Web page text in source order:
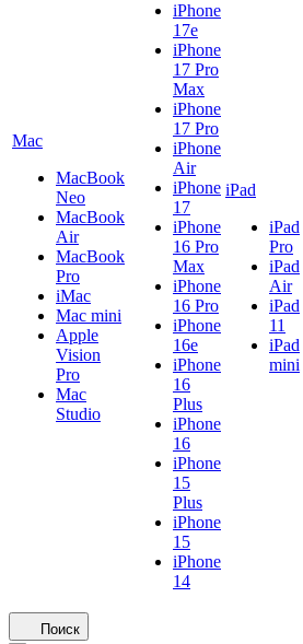
Mac
MacBook
Neo
MacBook
Air
MacBook
Pro
iMac
Mac mini
Apple
Vision
Pro
Mac
Studio
iPhone
17e
iPhone
17 Pro
Max
iPhone
17 Pro
iPhone
Air
iPhone
17
iPhone
16 Pro
Max
iPhone
16 Pro
iPhone
16e
iPhone
16
Plus
iPhone
16
iPhone
15
Plus
iPhone
15
iPhone
14
iPad
iPad
Pro
iPad
Air
iPad
11
iPad
mini
Поиск